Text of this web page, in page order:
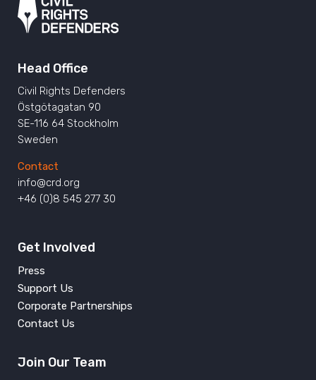
Head Office
Civil Rights Defenders
Östgötagatan 90
SE-116 64 Stockholm
Sweden
Contact
info@crd.org
+46 (0)8 545 277 30
Get Involved
Press
Support Us
Corporate Partnerships
Contact Us
Join Our Team